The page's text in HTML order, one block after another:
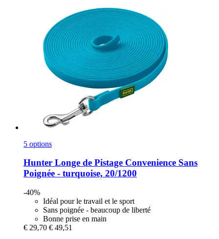
5 options
Hunter Longe de Pistage Convenience Sans
Poignée -​ turquoise, 20/1200
-40%
Idéal pour le travail et le sport
Sans poignée - beaucoup de liberté
Bonne prise en main
€ 29,70 € 49,51